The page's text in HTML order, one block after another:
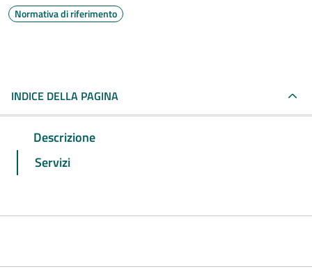
Normativa di riferimento
INDICE DELLA PAGINA
Descrizione
Servizi